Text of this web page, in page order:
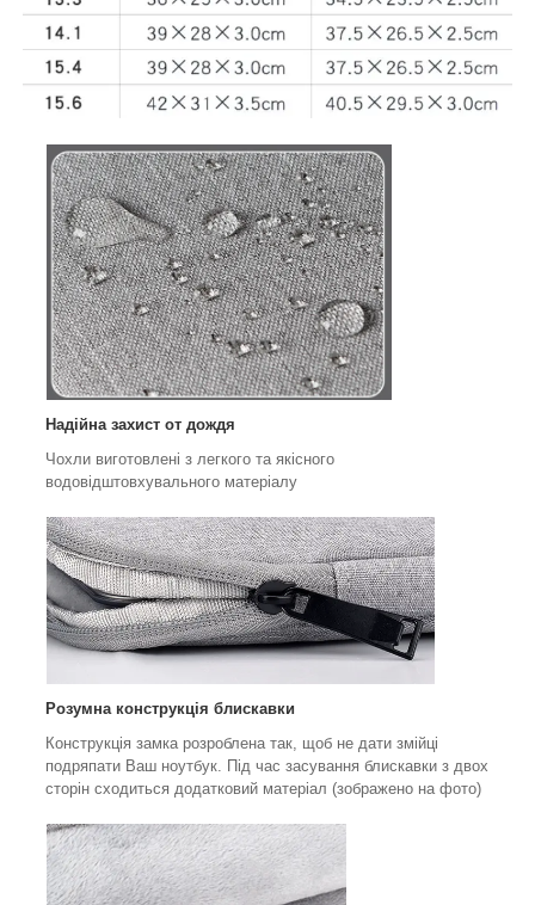
Надійна захист от дождя
Чохли виготовлені з легкого та якісного
водовідштовхувального матеріалу
Розумна конструкція блискавки
Конструкція замка розроблена так, щоб не дати змійці
подряпати Ваш ноутбук. Під час засування блискавки з двох
сторін сходиться додатковий матеріал (зображено на фото)